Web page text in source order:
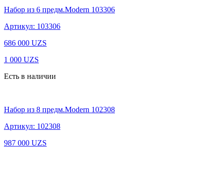
Набор из 6 предм.Modern 103306
Артикул: 103306
686 000 UZS
1 000 UZS
Есть в наличии
Набор из 8 предм.Modern 102308
Артикул: 102308
987 000 UZS